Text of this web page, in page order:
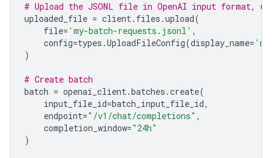
# Upload the JSONL file in OpenAI input format,
uploaded_file = client. files .upload(
file= 'my-batch-requests.jsonl' ,
config=types .UploadFileConfig(display_name=
)
# Create batch
batch = openai_client.batches .create(
input_file_id=batch_input_file_id,
endpoint="/v1/chat/completions" ,
completion_window="24h"
)